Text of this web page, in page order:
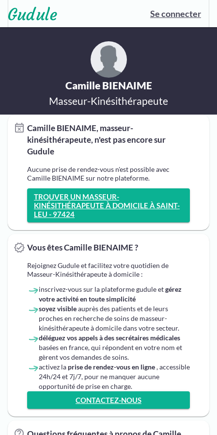
Se connecter
Camille BIENAIME
Masseur-Kinésithérapeute
Camille BIENAIME, masseur-
kinésithérapeute, n'est pas encore sur
Gudule
Aucune prise de rendez-vous n'est possible avec
Camille BIENAIME sur notre plateforme.
TROUVER UN MASSEUR-
KINÉSITHÉRAPEUTE À DOMICILE À SAINT-
LEU - 97424
Vous êtes Camille BIENAIME ?
Rejoignez Gudule et facilitez votre quotidien de
Masseur-Kinésithérapeute à domicile :
inscrivez-vous sur la plateforme gudule etgérez
votre activité en toute simplicité
soyez visibleauprès des patients et de leurs
proches en recherche de soins de masseur-
kinésithérapeute à domicile dans votre secteur.
déléguez vos appels à des secrétaires médicales
basées en france, qui répondent en votre nom et
gèrent vos demandes de soins.
activez la prise de rendez-vous en ligne, accessible
24h/24 et 7j/7, pour ne manquer aucune
opportunité de prise en charge.
CONTACTEZ-NOUS